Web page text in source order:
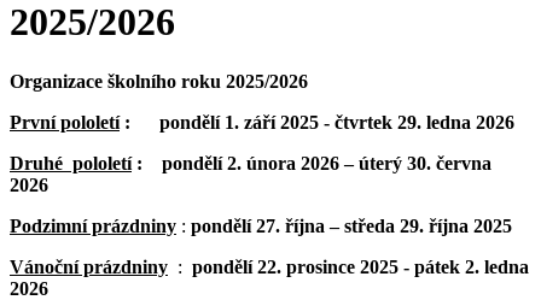
2025/2026
Organizace školního roku 2025/2026
První pololetí : pondělí 1. září 2025 - čtvrtek 29. ledna 2026
Druhé pololetí : pondělí 2. února 2026 – úterý 30. června
2026
Podzimní prázdniny : pondělí 27. října – středa 29. října 2025
Vánoční prázdniny : pondělí 22. prosince 2025 - pátek 2. ledna
2026